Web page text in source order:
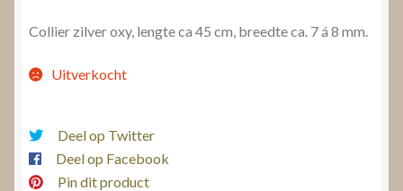
Collier zilver oxy, lengte ca 45 cm, breedte ca. 7 á 8 mm.
Uitverkocht
Deel op Twitter
Deel op Facebook
Pin dit product